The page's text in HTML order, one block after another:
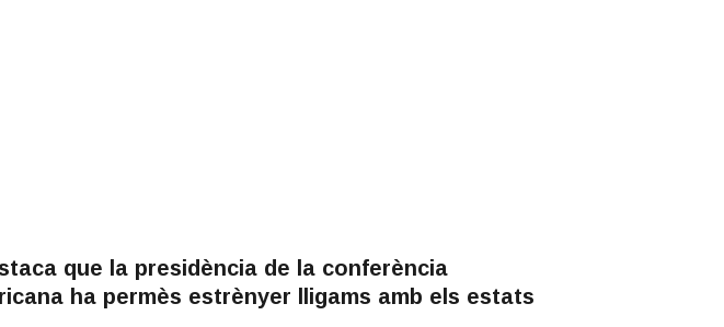
que la presidència de la conferència
ha permès estrènyer lligams amb els estats